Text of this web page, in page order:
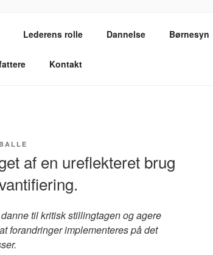
FRISKOLELIVET
Lederens rolle Dannelse Børnesyn
Kontakt
af en ureflekteret brug
til kritisk stillingtagen og agere
forandringer implementeres på det